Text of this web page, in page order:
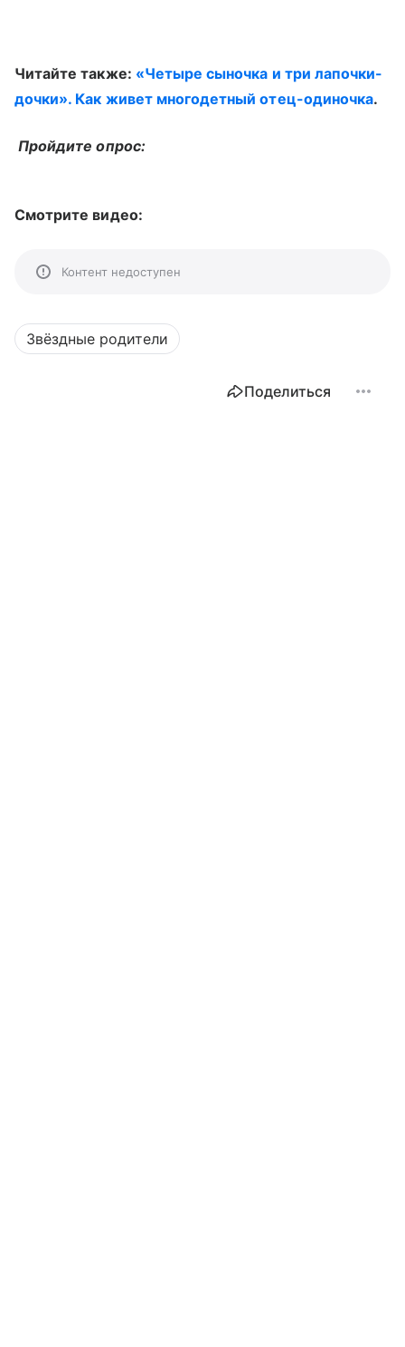
Читайте также: «Четыре сыночка и три лапочки-
дочки». Как живет многодетный отец-одиночка.
Пройдите опрос:
Смотрите видео:
Контент недоступен
Звёздные родители
Поделиться